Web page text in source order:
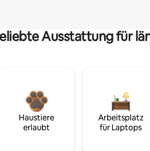
Ausstattung für
Haustiere
erlaubt
Arbeitsplatz
für Laptops